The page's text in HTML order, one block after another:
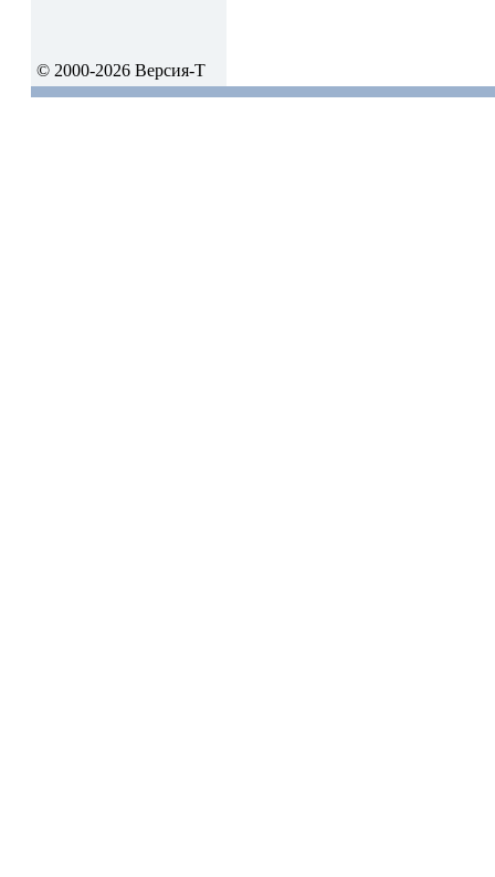
© 2000-2026 Версия-Т